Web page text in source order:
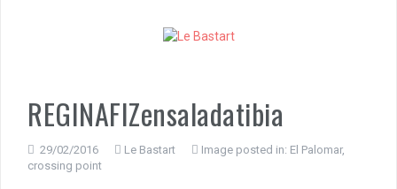
REGINAFIZensaladatibia
29/02/2016 Le Bastart Image posted in: El Palomar,
crossing point